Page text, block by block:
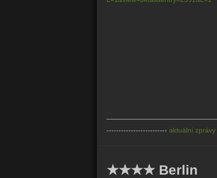
------------------------- aktuální
★★★★ Berlin